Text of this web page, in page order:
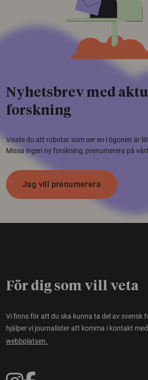
Nyhetsbrev med
forskning
Visste du att robotar som ser en i ögonen är
Missa ingen ny forskning, prenumerera på
Jag vill prenumerera
För dig som vill veta
Vi finns för att du ska kunna ta del av svensk
hjälper vi journalister att komma i kontakt
webbplatsen.